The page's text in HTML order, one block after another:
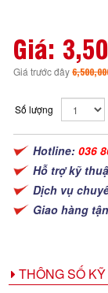
Giá:
Giá trước đây
Số lượng
Hotline: 036
Hỗ trợ kỹ
Dịch vụ
Giao hàng
THÔNG SỐ